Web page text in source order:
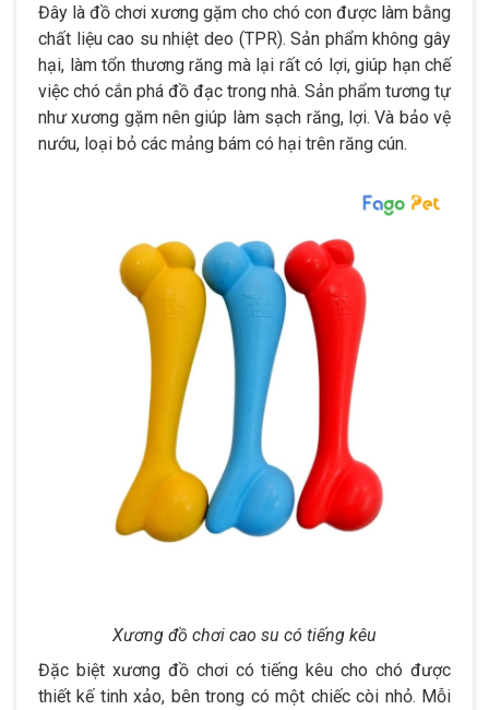
Đây là đồ chơi xương gặm cho chó con được làm bằng
chất liệu cao su nhiệt deo (TPR). Sản phẩm không gây
hại, làm tổn thương răng mà lại rất có lợi, giúp hạn chế
việc chó cắn phá đồ đạc trong nhà. Sản phẩm tương tự
như xương gặm nên giúp làm sạch răng, lợi. Và bảo vệ
nướu, loại bỏ các mảng bám có hại trên răng cún.
Xương đồ chơi cao su có tiếng kêu
Đặc biệt xương đồ chơi có tiếng kêu cho chó được
thiết kế tinh xảo, bên trong có một chiếc còi nhỏ. Mỗi